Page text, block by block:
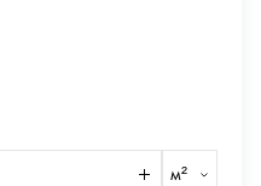
м²